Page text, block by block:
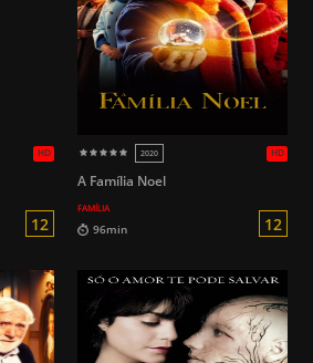
HD 2017
14
A Família Noel
FAMÍLIA